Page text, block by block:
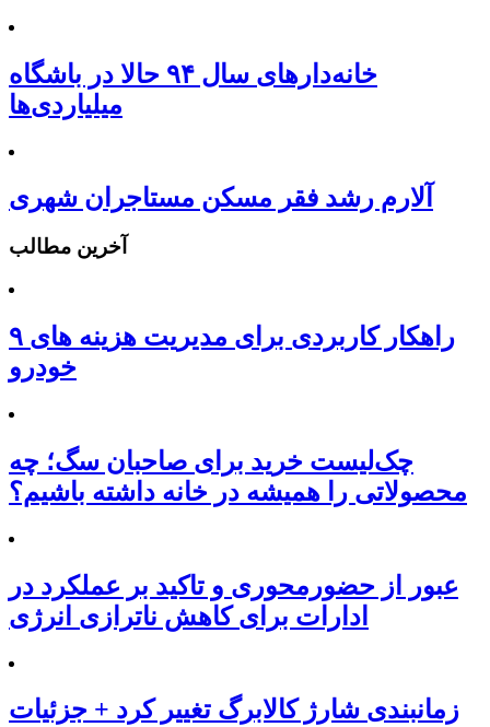
خانه‌دارهای سال ۹۴ حالا در باشگاه
میلیاردی‌ها
آلارم رشد فقر مسکن مستاجران شهری
آخرین مطالب
۹ راهکار کاربردی برای مدیریت هزینه های
خودرو
چک‌لیست خرید برای صاحبان سگ؛ چه
محصولاتی را همیشه در خانه داشته باشیم؟
عبور از حضورمحوری و تاکید بر عملکرد در
ادارات برای کاهش ناترازی انرژی
زمانبندی شارژ کالابرگ تغییر کرد + جزئیات